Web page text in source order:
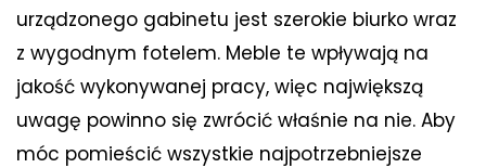
urządzonego gabinetu jest szerokie biurko wraz
z wygodnym fotelem. Meble te wpływają na
jakość wykonywanej pracy, więc największą
uwagę powinno się zwrócić właśnie na nie. Aby
móc pomieścić wszystkie najpotrzebniejsze